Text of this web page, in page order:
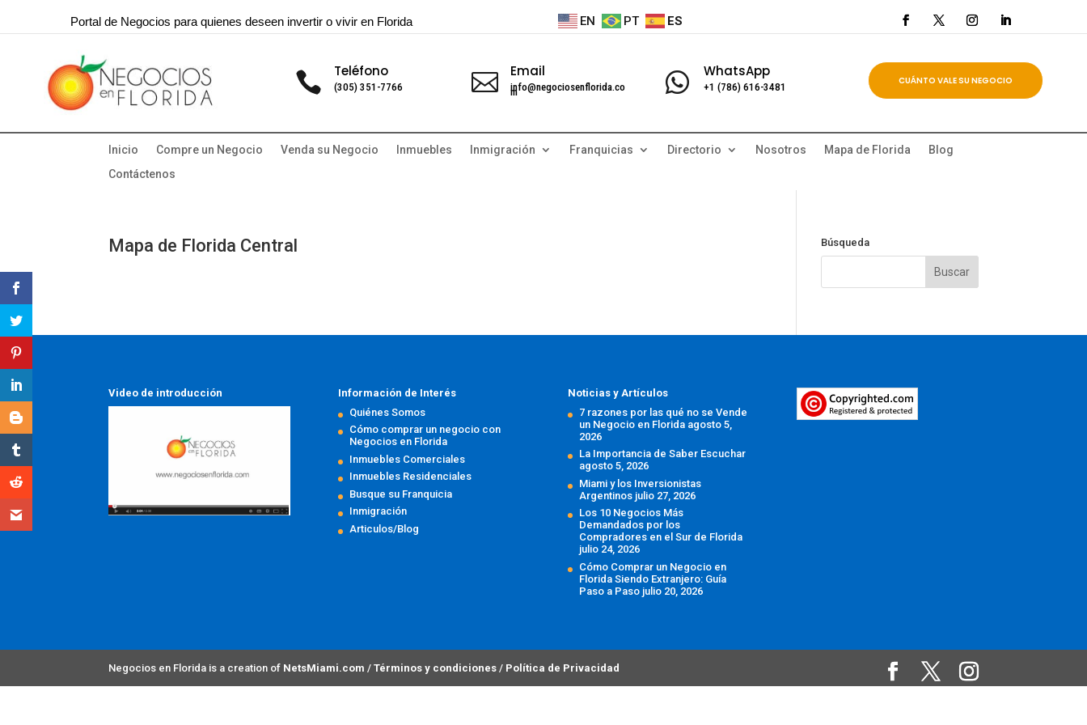
Portal de Negocios para quienes deseen invertir o vivir en Florida EN PT ES
 Teléfono
(305) 351-7766  Email
info@negociosenflorida.co
m  WhatsApp
+1 (786) 616-3481
CUÁNTO VALE SU NEGOCIO
Inicio Compre un Negocio Venda su Negocio Inmuebles Inmigración Franquicias Directorio Nosotros Mapa de Florida
Blog
Contáctenos
Mapa de Florida Central Búsqueda
Video de introducción
Información de Interés
Quiénes Somos
Cómo comprar un negocio con
Negocios en Florida
Inmuebles Comerciales
Inmuebles Residenciales
Busque su Franquicia
Inmigración
Articulos/Blog
Noticias y Artículos
7 razones por las qué no se Vende
un Negocio en Florida agosto 5,
2026
La Importancia de Saber Escuchar
agosto 5, 2026
Miami y los Inversionistas
Argentinos julio 27, 2026
Los 10 Negocios Más
Demandados por los
Compradores en el Sur de Florida
julio 24, 2026
Cómo Comprar un Negocio en
Florida Siendo Extranjero: Guía
Paso a Paso julio 20, 2026
Negocios en Florida is a creation of NetsMiami.com/Términos y condiciones/ Política de Privacidad